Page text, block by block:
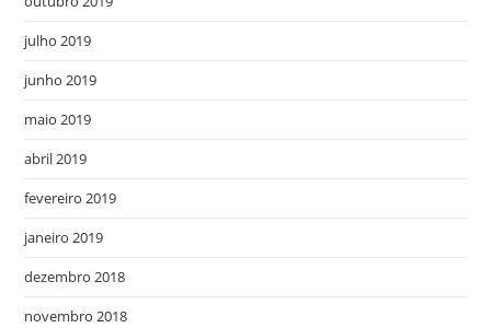
julho 2019
junho 2019
maio 2019
abril 2019
fevereiro 2019
janeiro 2019
dezembro 2018
novembro 2018